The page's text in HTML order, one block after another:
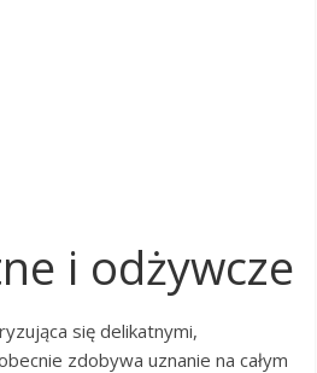
i odżywcze
się delikatnymi,
zdobywa uznanie na całym